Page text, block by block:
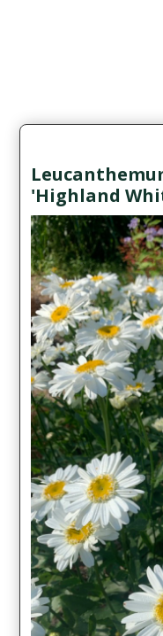
'Highland